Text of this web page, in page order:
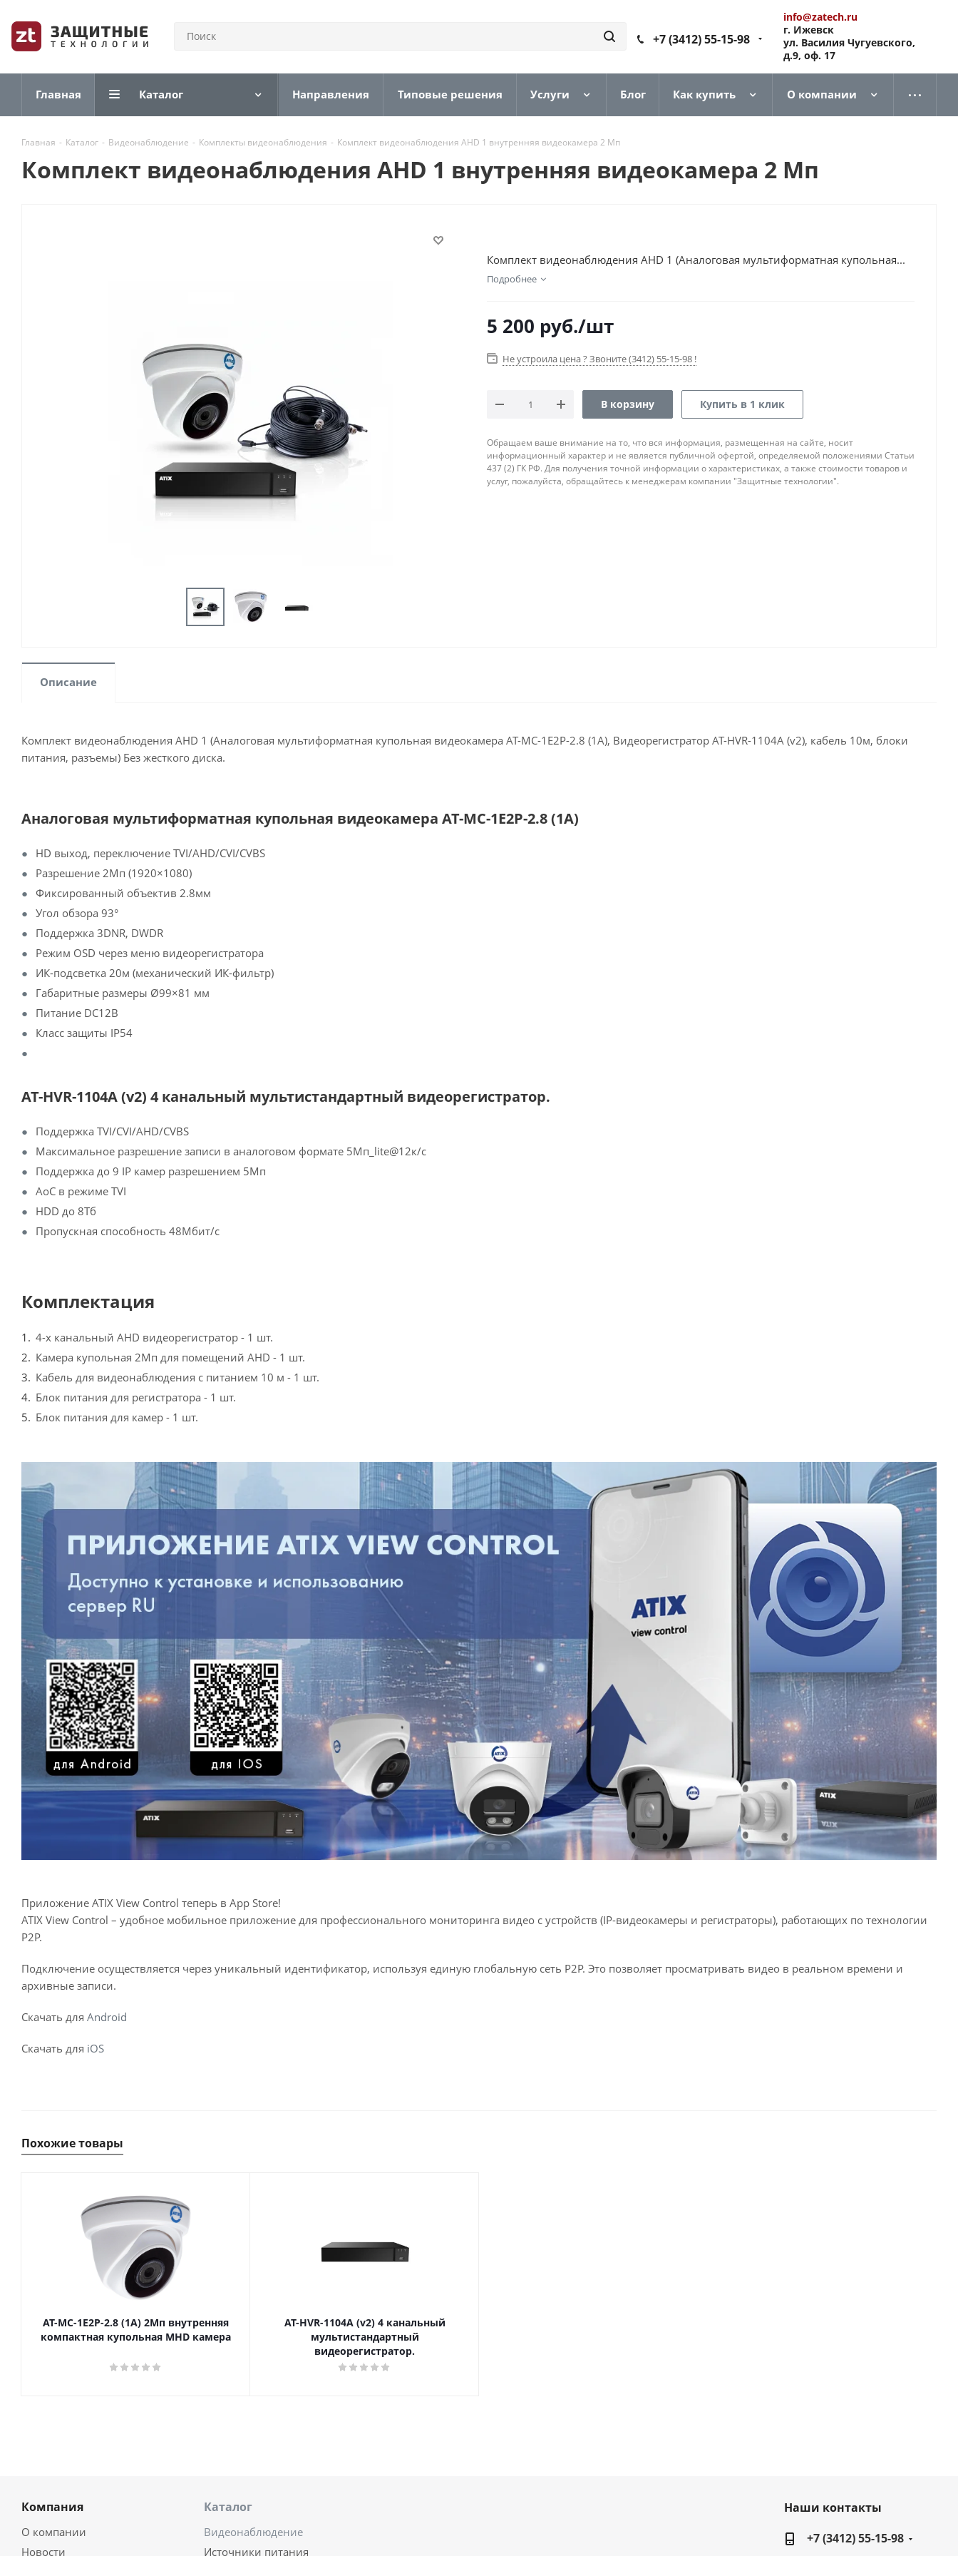
+7 (3412) 55-15-98
info@zatech.ru
г. Ижевск
ул. Василия Чугуевского,
д.9, оф. 17
Главная Каталог Направления Типовые решения Услуги Блог Как купить О компании
Главная - Каталог - Видеонаблюдение - Комплекты видеонаблюдения - Комплект видеонаблюдения AHD 1 внутренняя видеокамера 2 Мп
Комплект видеонаблюдения AHD 1 внутренняя видеокамера 2 Мп
Комплект видеонаблюдения AHD 1 (Аналоговая мультиформатная купольная...
Подробнее
5 200 руб./шт
Не устроила цена ? Звоните (3412) 55-15-98 !
В корзину Купить в 1 клик
Обращаем ваше внимание на то, что вся информация, размещенная на сайте, носит
информационный характер и не является публичной офертой, определяемой положениями Статьи
437 (2) ГК РФ. Для получения точной информации о характеристиках, а также стоимости товаров и
услуг, пожалуйста, обращайтесь к менеджерам компании "Защитные технологии".
Описание
Комплект видеонаблюдения AHD 1 (Аналоговая мультиформатная купольная видеокамера AT-MC-1E2P-2.8 (1A), Видеорегистратор AT-HVR-1104A (v2), кабель 10м, блоки
питания, разъемы) Без жесткого диска.
Аналоговая мультиформатная купольная видеокамера AT-MC-1E2P-2.8 (1A)
HD выход, переключение TVI/AHD/CVI/CVBS
Разрешение 2Мп (1920×1080)
Фиксированный объектив 2.8мм
Угол обзора 93°
Поддержка 3DNR, DWDR
Режим OSD через меню видеорегистратора
ИК-подсветка 20м (механический ИК-фильтр)
Габаритные размеры Ø99×81 мм
Питание DC12В
Класс защиты IP54
AT-HVR-1104A (v2) 4 канальный мультистандартный видеорегистратор.
Поддержка TVI/CVI/AHD/CVBS
Максимальное разрешение записи в аналоговом формате 5Мп_lite@12к/с
Поддержка до 9 IP камер разрешением 5Мп
AoC в режиме TVI
HDD до 8Тб
Пропускная способность 48Мбит/с
Комплектация
4-х канальный AHD видеорегистратор - 1 шт.
Камера купольная 2Мп для помещений AHD - 1 шт.
Кабель для видеонаблюдения с питанием 10 м - 1 шт.
Блок питания для регистратора - 1 шт.
Блок питания для камер - 1 шт.
Приложение ATIX View Control теперь в App Store!
ATIX View Control – удобное мобильное приложение для профессионального мониторинга видео с устройств (IP-видеокамеры и регистраторы), работающих по технологии
P2P.
Подключение осуществляется через уникальный идентификатор, используя единую глобальную сеть P2P. Это позволяет просматривать видео в реальном времени и
архивные записи.
Скачать для Android
Скачать для iOS
Похожие товары
AT-MC-1E2P-2.8 (1A) 2Мп внутренняя
компактная купольная MHD камера
AT-HVR-1104A (v2) 4 канальный
мультистандартный
видеорегистратор.
Компания
О компании
Новости
Каталог
Видеонаблюдение
Источники питания
Наши контакты
+7 (3412) 55-15-98